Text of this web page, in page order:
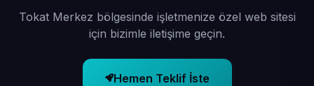
Tokat Merkez bölgesinde işletmenize özel web sitesi
için bizimle iletişime geçin.
Hemen Teklif İste